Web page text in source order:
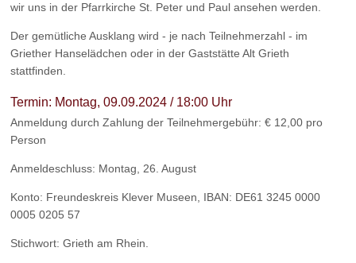
wir uns in der Pfarrkirche St. Peter und Paul ansehen werden.
Der gemütliche Ausklang wird - je nach Teilnehmerzahl - im
Griether Hanselädchen oder in der Gaststätte Alt Grieth
stattfinden.
Termin: Montag, 09.09.2024 / 18:00 Uhr
Anmeldungdurch Zahlung der Teilnehmergebühr:€ 12 ,00 pro
Person
Anmeldeschluss: Montag, 26. August
Konto: Freundeskreis Klever Museen, IBAN: DE61 3245 0000
0005 0205 57
Stichwort: Grieth am Rhein.